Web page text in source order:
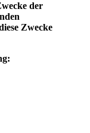
der
Zwecke